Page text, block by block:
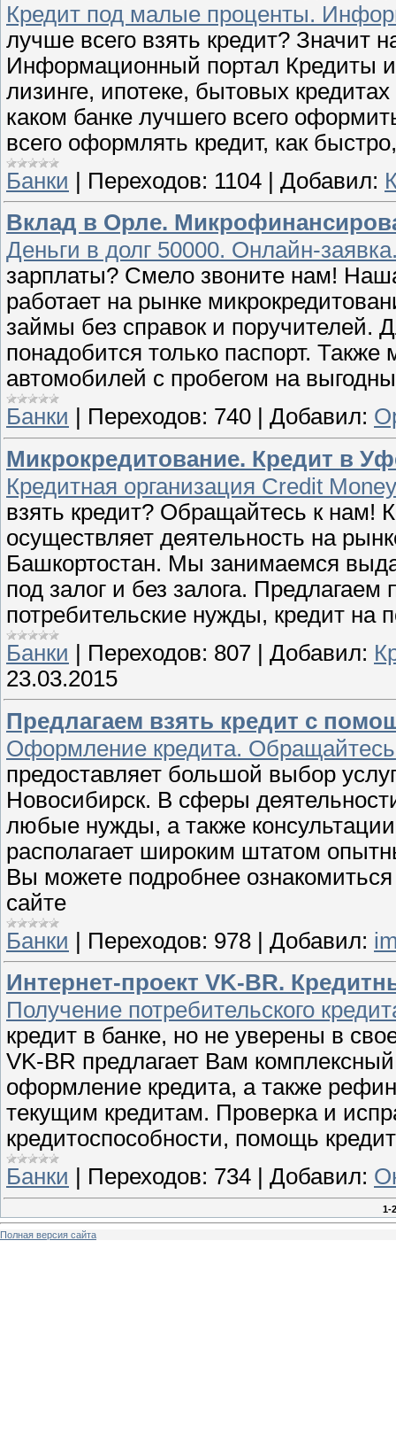
Кредит под малые проценты.
лучше всего взять кредит? Значит
Информационный портал Кредиты
лизинге, ипотеке, бытовых
каком банке лучшего всего
всего оформлять кредит, как
Банки | Переходов: 1104 | Добавил:
Вклад в Орле.
Деньги в долг 50000. Онлайн-
зарплаты? Смело звоните нам!
работает на рынке
займы без справок и поручителей.
понадобится только паспорт.
автомобилей с пробегом на
Банки
Переходов: 740 Добавил:
Микрокредитование. Кредит в
Кредитная организация Credit
взять кредит? Обращайтесь к нам!
осуществляет деятельность на
Башкортостан. Мы занимаемся
под залог и без залога.
потребительские нужды, кредит на
Банки
Переходов: 807 Добавил:
23.03.2015
Предлагаем взять кредит с
Оформление кредита.
предоставляет большой выбор
Новосибирск. В сферы
любые нужды, а также
располагает широким штатом
Вы можете подробнее
сайте
Банки | Переходов: 978 | Добавил:
Интернет-проект VK-BR.
Получение потребительского
кредит в банке, но не уверены в
VK-BR предлагает Вам
оформление кредита, а также
текущим кредитам. Проверка и
кредитоспособности, помощь
Банки
Переходов: 734 Добавил:
1-
Полная версия сайта